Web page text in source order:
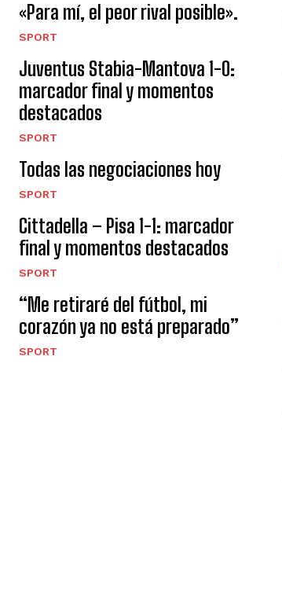
«Para mí, el peor rival posible».
SPORT
Juventus Stabia-Mantova 1-0:
marcador final y momentos
destacados
SPORT
Todas las negociaciones hoy
SPORT
Cittadella – Pisa 1-1: marcador
final y momentos destacados
SPORT
“Me retiraré del fútbol, ​​mi
corazón ya no está preparado”
SPORT